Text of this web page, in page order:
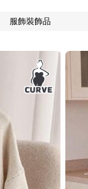
4.89
服飾裝飾品